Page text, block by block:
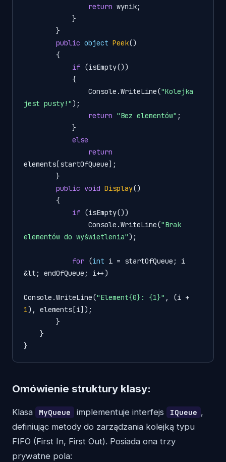
return wynik;
public object Peek()
if (isEmpty())
                Console.WriteLine(
"Kolejka
jest pusty!");
return "Bez elementów" ;
else
return
elements[startOfQueue];
public void Display()
if (isEmpty())
                Console.WriteLine(
"Brak
elementów do wyświetlenia");
for (int i = startOfQueue; i
&lt; endOfQueue; i++)
Console.WriteLine("Element{0}: {1}"
1), elements[i]);
}
Omówienie struktury klasy:
Klasa MyQueue implementuje interfejs IQueue ,
definiując metody do zarządzania kolejką typu
FIFO (First In, First Out). Posiada ona trzy
prywatne pola: